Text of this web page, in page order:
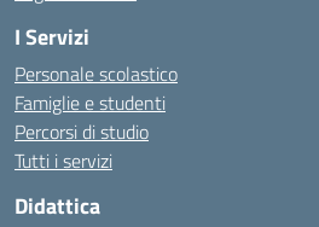
I Servizi
Personale scolastico
Famiglie e studenti
Percorsi di studio
Tutti i servizi
Didattica